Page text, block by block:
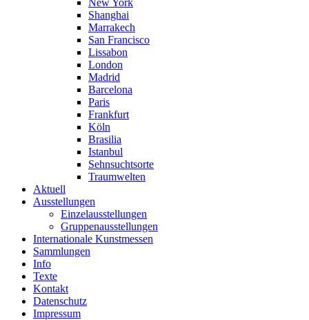
Shanghai
Marrakech
San Francisco
Lissabon
London
Madrid
Barcelona
Paris
Frankfurt
Köln
Brasilia
Istanbul
Sehnsuchtsorte
Traumwelten
Aktuell
Ausstellungen
Einzelausstellungen
Gruppenausstellungen
Internationale Kunstmessen
Sammlungen
Info
Texte
Kontakt
Datenschutz
Impressum